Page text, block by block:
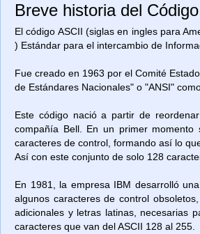
Breve historia del
El código ASCII (siglas en ingles para
) Estándar para el intercambio de
Fue creado en 1963 por el Comité
de Estándares Nacionales" o "ANSI"
Este código nació a partir de
compañía Bell. En un primer
caracteres de control, formando así lo
Así con este conjunto de solo 128
En 1981, la empresa IBM desarrolló
algunos caracteres de control
adicionales y letras latinas, necesarias
caracteres que van del ASCII 128 al 255.